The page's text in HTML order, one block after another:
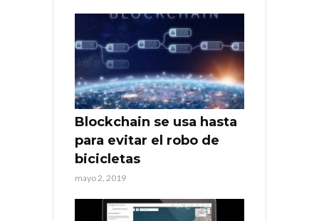
Blockchain se usa hasta
para evitar el robo de
bicicletas
mayo 2, 2019